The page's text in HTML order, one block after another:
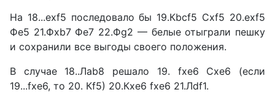
На 18...exf5 последовало бы 19.Кbcf5 Сxf5 20.exf5
Фe5 21.Фхb7 Фe7 22.Фg2 — белые отыграли пешку
и сохранили все выгоды своего положения.
В случае 18..Лаb8 решало 19. fxe6 Схе6 (если
19...fxe6, то 20. Кf5) 20.Кxe6 fxe6 21.Лdf1.